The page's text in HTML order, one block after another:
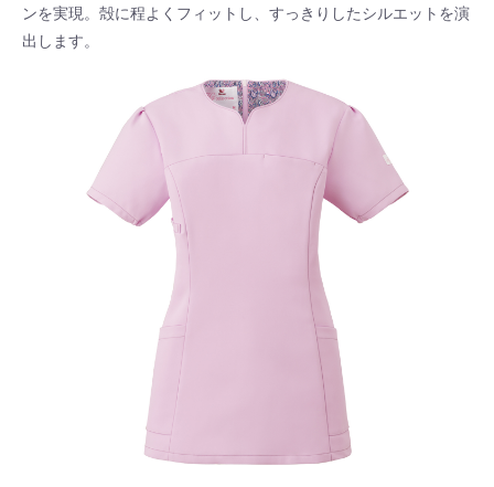
ンを実現。殻に程よくフィットし、すっきりしたシルエットを演
出します。